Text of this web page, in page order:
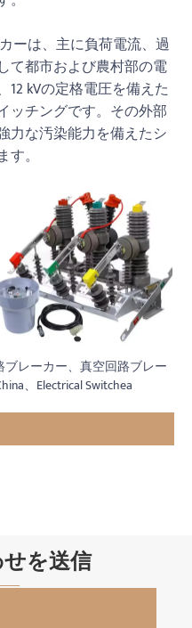
ーは、主に負荷電流、過
て都市および農村部の電
kVの定格電圧を備えた
ッチングです。その外部
力な汚染能力を備えたシ
。
ブレーカー、真空回路ブレー
、Electrical Switchea
を送信